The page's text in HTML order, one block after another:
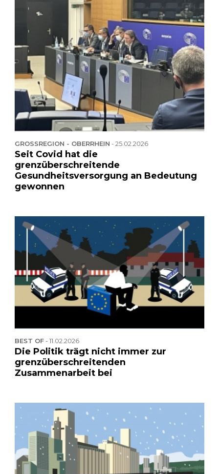
GROSSREGION - OBERRHEIN -25.02.2026
Seit Covid hat die
grenzüberschreitende
Gesundheitsversorgung an Bedeutung
gewonnen
BEST OF-11.02.2026
Die Politik trägt nicht immer zur
grenzüberschreitenden
Zusammenarbeit bei